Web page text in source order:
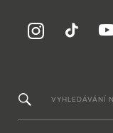
VYHLEDÁVÁNÍ